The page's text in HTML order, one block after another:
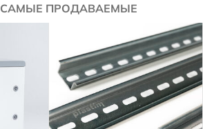
САМЫЕ ПРОДАВАЕМЫЕ